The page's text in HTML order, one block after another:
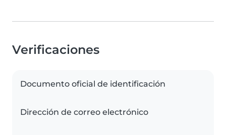
Verificaciones
Documento oficial de identificación
Dirección de correo electrónico